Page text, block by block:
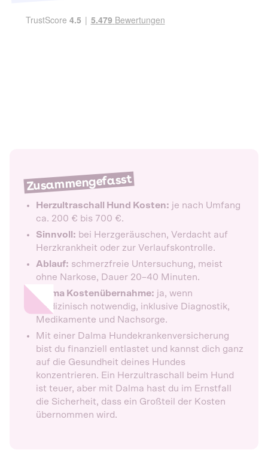
Zusammengefasst
Herzultraschall Hund Kosten: je nach Umfang
ca. 200 € bis 700 €.
Sinnvoll: bei Herzgeräuschen, Verdacht auf
Herzkrankheit oder zur Verlaufskontrolle.
Ablauf: schmerzfreie Untersuchung, meist
ohne Narkose, Dauer 20–40 Minuten.
Dalma Kostenübernahme: ja, wenn
medizinisch notwendig, inklusive Diagnostik,
Medikamente und Nachsorge.
Mit einer Dalma Hundekrankenversicherung
bist du finanziell entlastet und kannst dich ganz
auf die Gesundheit deines Hundes
konzentrieren. Ein Herzultraschall beim Hund
ist teuer, aber mit Dalma hast du im Ernstfall
die Sicherheit, dass ein Großteil der Kosten
übernommen wird.